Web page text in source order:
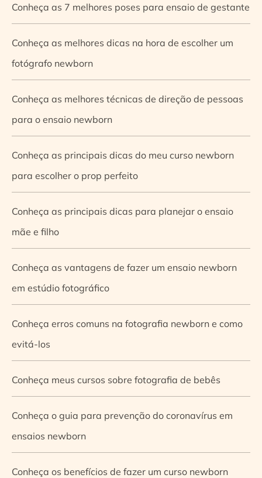
Conheça as 7 melhores poses para ensaio de gestante
Conheça as melhores dicas na hora de escolher um
fotógrafo newborn
Conheça as melhores técnicas de direção de pessoas
para o ensaio newborn
Conheça as principais dicas do meu curso newborn
para escolher o prop perfeito
Conheça as principais dicas para planejar o ensaio
mãe e filho
Conheça as vantagens de fazer um ensaio newborn
em estúdio fotográfico
Conheça erros comuns na fotografia newborn e como
evitá-los
Conheça meus cursos sobre fotografia de bebês
Conheça o guia para prevenção do coronavírus em
ensaios newborn
Conheça os benefícios de fazer um curso newborn